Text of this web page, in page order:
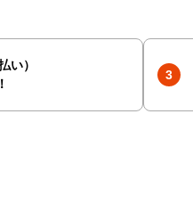
い）